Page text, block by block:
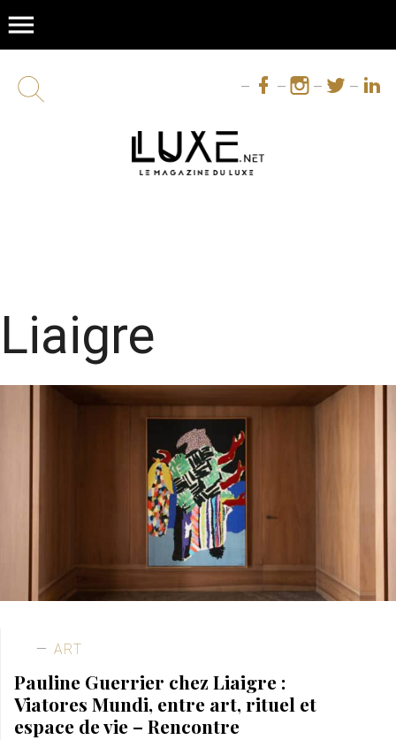
menu
Liaigre
ART
Pauline Guerrier chez Liaigre :
Viatores Mundi, entre art, rituel et
espace de vie – Rencontre